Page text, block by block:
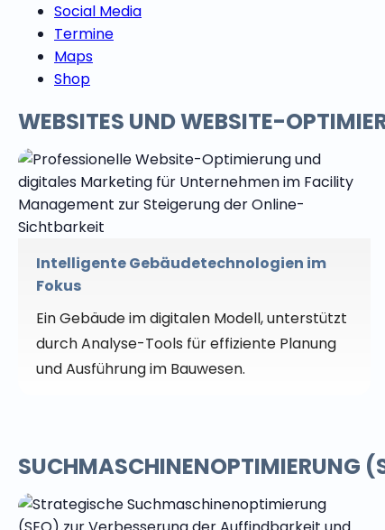
Social Media
Termine
Maps
Shop
WEBSITES UND WEBSITE-
Intelligente Gebäudetechnologien im
Fokus
Ein Gebäude im digitalen Modell, unterstützt
durch Analyse-Tools für effiziente Planung
und Ausführung im Bauwesen.
SUCHMASCHINENOPTIMIERUNG